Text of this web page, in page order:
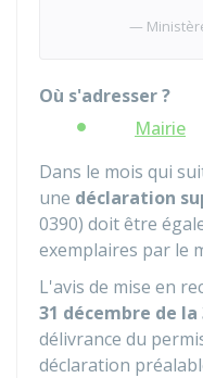
Où s'adresser ?
Mairie
Dans le mois qui
une déclaration
0390) doit être
exemplaires par le
L'avis de mise en
31 décembre de la
délivrance du
déclaration